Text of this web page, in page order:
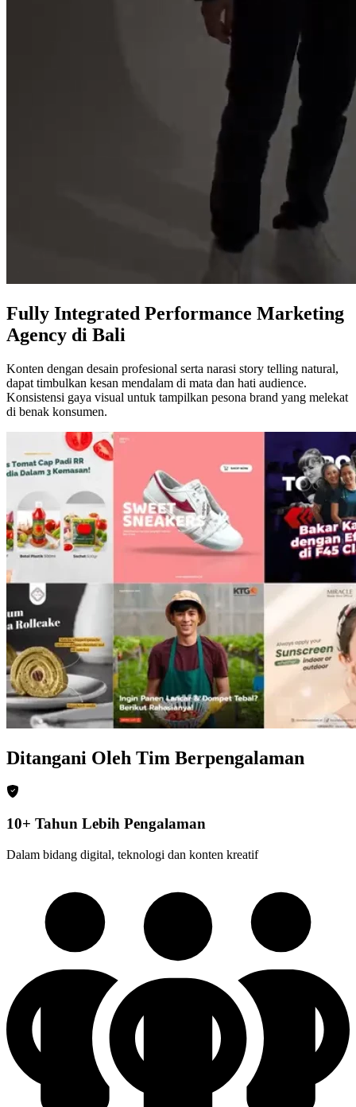
Fully Integrated Performance Marketing
Agency di Bali
Konten dengan desain profesional serta narasi story telling natural,
dapat timbulkan kesan mendalam di mata dan hati audience.
Konsistensi gaya visual untuk tampilkan pesona brand yang melekat
di benak konsumen.
Ditangani Oleh Tim Berpengalaman
10+ Tahun Lebih Pengalaman
Dalam bidang digital, teknologi dan konten kreatif